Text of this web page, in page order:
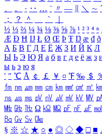
、
。 · ‥ … ¨ 〃 ― ＼ ∼ ´
；
？ ＾ ｀
½ ⅓ ⅔ ¼ ¾ ⅛ ⅜ ⅝ ⅞ ¹ ² ³ ⁴ ⁿ
Æ Ð Ħ Ĳ Ł Ø Œ Þ Ŧ Ŋ æ đ ð
А Б В Г Д Е Ё Ж З И Й К Л
Ы Ь Э Ю Я а б в г д е ё ж з
ы ь э ю я
′ ″ ℃ Å ￠ ￡ ￥ ¤ ℉ ‰ ＄
㎙ ㎚ ㎛ ㎜ ㎝ ㎞ ㎟ ㎠ ㎡
㎱ ㎲ ㎳ ㎴ ㎵ ㎶ ㎷ ㎸ ㎹
㎒ ㎓ ㎔ Ω ㏀ ㏁ ㎊ ㎋ ㎌ ㏖
㏃ ㏉ ㏜ ㏆
§ ※ ☆ ★ ○ ● ◎ ◇ ◆ □ ■